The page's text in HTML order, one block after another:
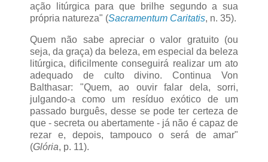
ação litúrgica para que brilhe segundo a sua
própria natureza" (Sacramentum Caritatis, n. 35).
Quem não sabe apreciar o valor gratuito (ou
seja, da graça) da beleza, em especial da beleza
litúrgica, dificilmente conseguirá realizar um ato
adequado de culto divino. Continua Von
Balthasar: "Quem, ao ouvir falar dela, sorri,
julgando-a como um resíduo exótico de um
passado burguês, desse se pode ter certeza de
que - secreta ou abertamente - já não é capaz de
rezar e, depois, tampouco o será de amar"
(Glória, p. 11).